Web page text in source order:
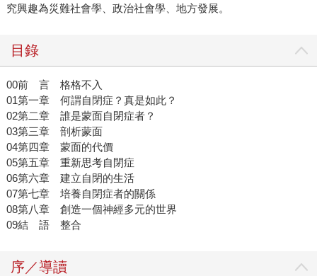
究興趣為災難社會學、政治社會學、地方發展。
目錄
00前 言 格格不入
01第一章 何謂自閉症？真是如此？
02第二章 誰是蒙面自閉症者？
03第三章 剖析蒙面
04第四章 蒙面的代價
05第五章 重新思考自閉症
06第六章 建立自閉的生活
07第七章 培養自閉症者的關係
08第八章 創造一個神經多元的世界
09結 語 整合
序／導讀